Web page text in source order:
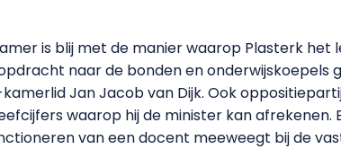
is blij met de manier waarop Plasterk het
naar de bonden en onderwijskoepels
Jan Jacob van Dijk. Ook
waarop hij de minister kan afrekenen.
van een docent meeweegt bij de